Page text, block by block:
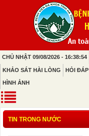
CHỦ NHẬT 09/08/2026 - 16:38:54
KHẢO SÁT HÀI LÒNG HỎI ĐÁP
HÌNH ẢNH
TIN TRONG NƯỚC